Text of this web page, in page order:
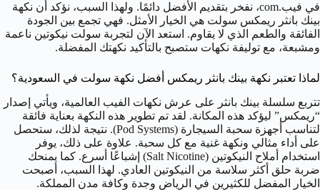
في فيب.com، نفخر بتقديم الأفضل دائمًا. ولهذا السبب، نؤكد أن نكهة
بينك بانثر ريمكس سولت هي الخيار الأمثل. فهي تجمع بين الجودة
الفائقة والطعم الذي لا يقاوم. استعد الآن لتجربة سولت نيكوتين ناعمة
ومشبعة، مع توليفة نكهات ستصبح بالتأكيد نكهتك المفضلة.
لماذا تعتبر نكهة بينك بانثر ريمكس أفضل نكهة سولت في السعودية؟
تتربع سلسلة بينك بانثر على عرش نكهات الفيب العالمية، ويأتي إصدار
“ريمكس” ليؤكد هذه المكانة. لقد تم تطوير هذه النكهة بعناية فائقة
لتناسب أجهزة سحبة السيجارة (Pod Systems). نتيجة لذلك، ستحصل
على أداء مثالي ونكهة غنية مع كل سحبة. علاوة على ذلك، يوفر
استخدام أملاح النيكوتين (Salt Nicotine) إشباعًا أسرع. كما يمنحك
ضربة حلق أكثر سلاسة من النيكوتين العادي. لهذا السبب، أصبحت
الخيار المفضل للكثيرين في الرياض وجدة وكافة مدن المملكة.